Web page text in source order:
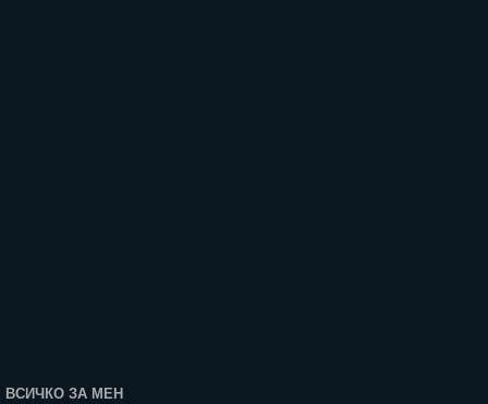
ВСИЧКО ЗА МЕН